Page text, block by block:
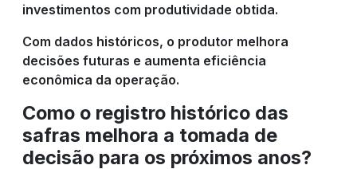
investimentos com produtividade obtida.
Com dados históricos, o produtor melhora
decisões futuras e aumenta eficiência
econômica da operação.
Como o registro histórico das
safras melhora a tomada de
decisão para os próximos anos?